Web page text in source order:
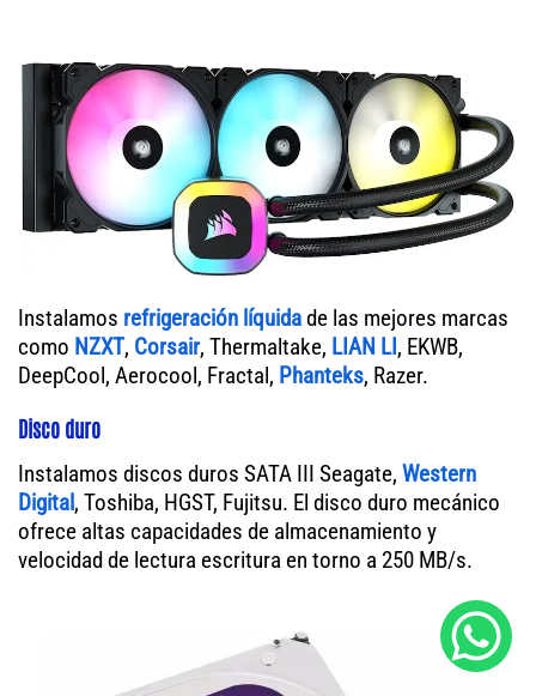
Instalamos refrigeración líquidade las mejores marcas
como NZXT, Corsair, Thermaltake, LIAN LI, EKWB,
DeepCool, Aerocool, Fractal, Phanteks, Razer.
Disco duro
Instalamos discos duros SATA III Seagate, Western
Digital, Toshiba, HGST, Fujitsu. El disco duro mecánico
ofrece altas capacidades de almacenamiento y
velocidad de lectura escritura en torno a 250 MB/s.